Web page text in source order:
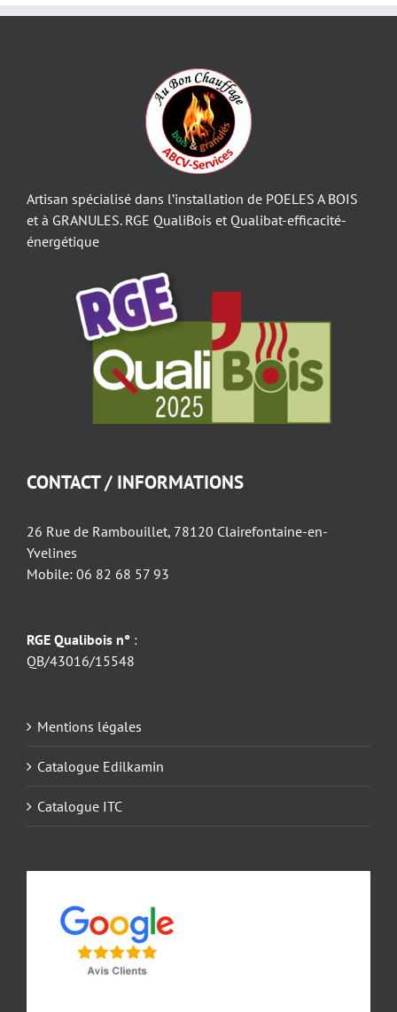
Artisan spécialisé dans l’installation de POELES A BOIS
et à GRANULES. RGE QualiBois et Qualibat-efficacité-
énergétique
CONTACT / INFORMATIONS
26 Rue de Rambouillet, 78120 Clairefontaine-en-
Yvelines
Mobile: 06 82 68 57 93
RGE Qualibois n° :
QB/43016/15548
Mentions légales
Catalogue Edilkamin
Catalogue ITC